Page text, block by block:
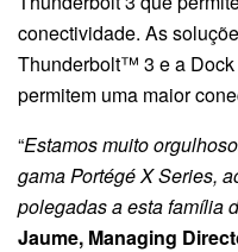
conectividade. As
Thunderbolt™ 3 e a
permitem uma maior
“Estamos muito
gamaPortégé X Series,
polegadas a esta família
Jaume, Managing